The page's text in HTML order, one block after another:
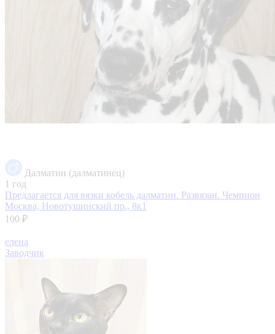
Далматин (далматинец)
1 год
Предлагается для вязки кобель далматин. Развязан. Чемпион
Москва, Новотушинский пр., 8к1
100 ₽
елена
Заводчик